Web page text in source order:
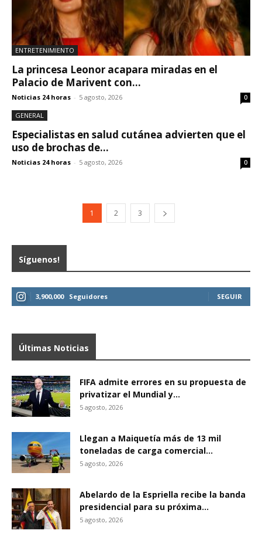
ENTRETENIMIENTO
La princesa Leonor acapara miradas en el
Palacio de Marivent con...
Noticias 24 horas - 5 agosto, 2026 0
GENERAL
Especialistas en salud cutánea advierten que el
uso de brochas de...
Noticias 24 horas - 5 agosto, 2026 0
1 2 3
Síguenos!
3,900,000 Seguidores SEGUIR
Últimas Noticias
FIFA admite errores en su propuesta de
privatizar el Mundial y...
5 agosto, 2026
Llegan a Maiquetía más de 13 mil
toneladas de carga comercial...
5 agosto, 2026
Abelardo de la Espriella recibe la banda
presidencial para su próxima...
5 agosto, 2026